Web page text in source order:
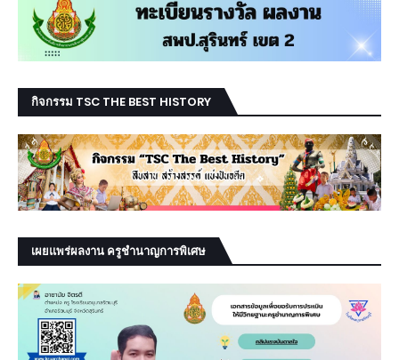
กิจกรรม TSC THE BEST HISTORY
เผยแพร่ผลงาน ครูชำนาญการพิเศษ